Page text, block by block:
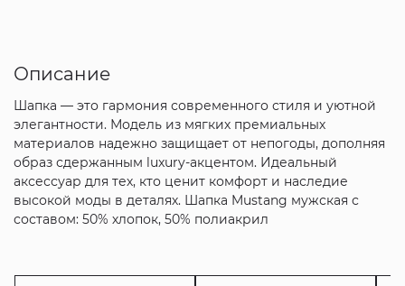
Описание
Шапка — это гармония современного стиля и уютной
элегантности. Модель из мягких премиальных
материалов надежно защищает от непогоды, дополняя
образ сдержанным luxury-акцентом. Идеальный
аксессуар для тех, кто ценит комфорт и наследие
высокой моды в деталях. Шапка Mustang мужская с
составом: 50% хлопок, 50% полиакрил